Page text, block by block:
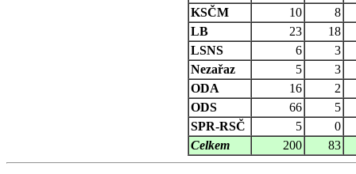
KSČM
10
8
LB
23
18
LSNS
6
3
Nezařaz
5
3
ODA
16
2
ODS
66
5
SPR-RSČ
5
0
Celkem
200 83